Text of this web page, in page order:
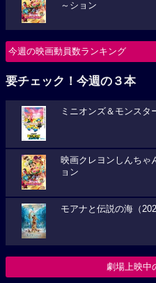
～ション
今週の映画動員数ランキング
要チェック！今週の３本
ミニオンズ＆モンスタ
映画クレヨンしんちゃ
ョン
モアナと伝説の海（
劇場上映中